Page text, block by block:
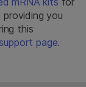
providing you
this
page.